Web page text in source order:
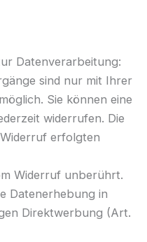
Datenverarbeitung:
sind nur mit Ihrer
Sie können eine
widerrufen. Die
erfolgten
Widerruf unberührt.
Datenerhebung in
Direktwerbung (Art.